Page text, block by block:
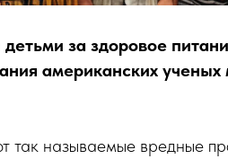
за здоровое
американских ученых
так называемые вредные